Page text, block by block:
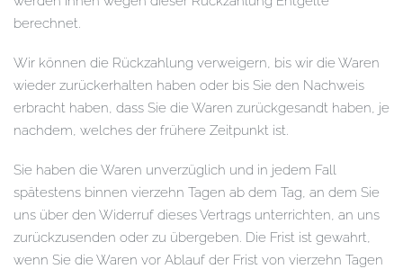
berechnet.
Wir können die Rückzahlung verweigern, bis wir die Waren
wieder zurückerhalten haben oder bis Sie den Nachweis
erbracht haben, dass Sie die Waren zurückgesandt haben, je
nachdem, welches der frühere Zeitpunkt ist.
Sie haben die Waren unverzüglich und in jedem Fall
spätestens binnen vierzehn Tagen ab dem Tag, an dem Sie
uns über den Widerruf dieses Vertrags unterrichten, an uns
zurückzusenden oder zu übergeben. Die Frist ist gewahrt,
wenn Sie die Waren vor Ablauf der Frist von vierzehn Tagen